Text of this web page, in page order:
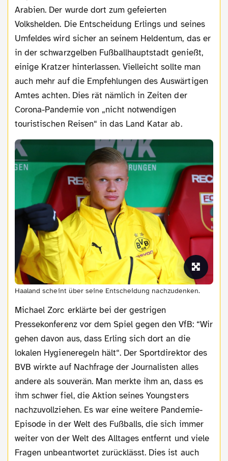
Arabien. Der wurde dort zum gefeierten
Volkshelden. Die Entscheidung Erlings und seines
Umfeldes wird sicher an seinem Heldentum, das er
in der schwarzgelben Fußballhauptstadt genießt,
einige Kratzer hinterlassen. Vielleicht sollte man
auch mehr auf die Empfehlungen des Auswärtigen
Amtes achten. Dies rät nämlich in Zeiten der
Corona-Pandemie von „nicht notwendigen
touristischen Reisen“ in das Land Katar ab.
Haaland scheint über seine Entscheidung nachzudenken.
Michael Zorc erklärte bei der gestrigen
Pressekonferenz vor dem Spiel gegen den VfB: “Wir
gehen davon aus, dass Erling sich dort an die
lokalen Hygieneregeln hält“. Der Sportdirektor des
BVB wirkte auf Nachfrage der Journalisten alles
andere als souverän. Man merkte ihm an, dass es
ihm schwer fiel, die Aktion seines Youngsters
nachzuvollziehen. Es war eine weitere Pandemie-
Episode in der Welt des Fußballs, die sich immer
weiter von der Welt des Alltages entfernt und viele
Fragen unbeantwortet zurücklässt. Dies ist auch